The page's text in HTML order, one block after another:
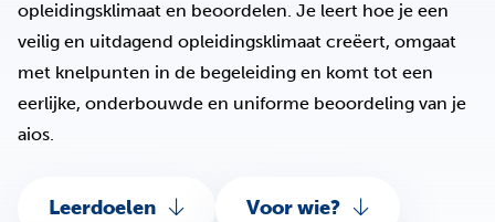
opleidingsklimaat en beoordelen. Je leert hoe je een
veilig en uitdagend opleidingsklimaat creëert, omgaat
met knelpunten in de begeleiding en komt tot een
eerlijke, onderbouwde en uniforme beoordeling van je
aios.
Leerdoelen Voor wie?